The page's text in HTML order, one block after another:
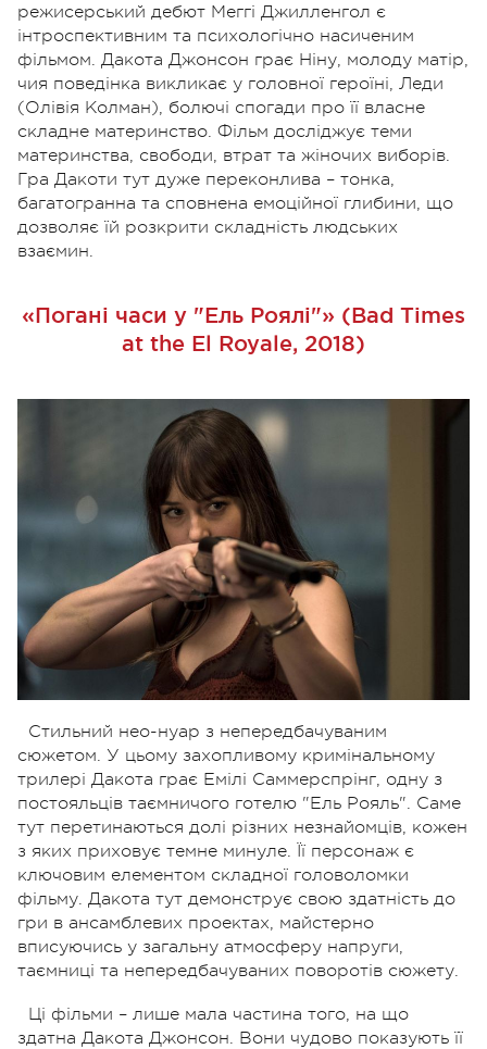
режисерський дебют Меггі Джилленгол є
інтроспективним та психологічно насиченим
фільмом. Дакота Джонсон грає Ніну, молоду матір,
чия поведінка викликає у головної героїні, Леди
(Олівія Колман), болючі спогади про її власне
складне материнство. Фільм досліджує теми
материнства, свободи, втрат та жіночих виборів.
Гра Дакоти тут дуже переконлива – тонка,
багатогранна та сповнена емоційної глибини, що
дозволяє їй розкрити складність людських
взаємин.
«Погані часи у "Ель Роялі"» (Bad Times
at the El Royale, 2018)
Стильний нео-нуар з непередбачуваним
сюжетом. У цьому захопливому кримінальному
трилері Дакота грає Емілі Саммерспрінг, одну з
постояльців таємничого готелю "Ель Рояль". Саме
тут перетинаються долі різних незнайомців, кожен
з яких приховує темне минуле. Її персонаж є
ключовим елементом складної головоломки
фільму. Дакота тут демонструє свою здатність до
гри в ансамблевих проектах, майстерно
вписуючись у загальну атмосферу напруги,
таємниці та непередбачуваних поворотів сюжету.
Ці фільми – лише мала частина того, на що
здатна Дакота Джонсон. Вони чудово показують її